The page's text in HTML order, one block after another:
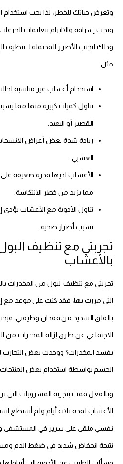
وتعرض حياتك للخطر، لذا يجب استخدام
وتحت إشرافه والالتزام بتعليمات
وذلك لتجنب الأضرار المحتملة لـ
مثل:
استخدام أعشاب غير مناسبة
تناول كميات كبيرة منها مما
القصير أو البعيد.
زيادة شدة بعض أعراض الانسحاب
العشبي.
الأعشاب لديها قدرة ضعيفة
مما يزيد من خطر الانتكاسة.
تناول الأدوية مع الأعشاب يؤدي
تسبب أضرار صحية.
تجربتي مع تنظيف
بالأعشاب
تجربتي مع تنظيف البول من المخدرات
التي مررت بها، فقد كنت على موعد مع
بالقلق الشديد من فقدان وظيفتي،
الاجتماعي عن طرق إزالة المخدرات
يفسد المخدرات؟ ووجدت بعض
الجسم بواسطة استخدام بعض المنتجات
وبالفعل قمت بتجربة المشروبات التي
الأعشاب لمدة ثلاثة أيام ولم أستطع
نفسي ملقى على سرير في المستشفى
نتيجة انخفاض شديد في ضغط الدم